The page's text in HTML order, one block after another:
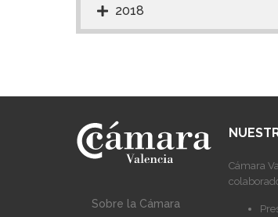
2018
Sobre la Cámara
Cámara